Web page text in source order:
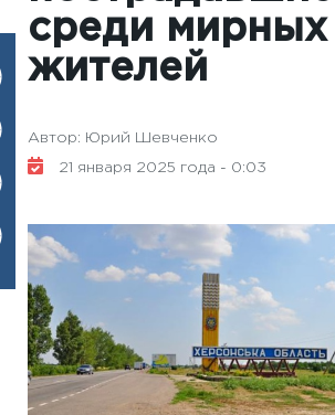
среди мирных
жителей
Автор: Юрий Шевченко
21 января 2025 года - 0:03